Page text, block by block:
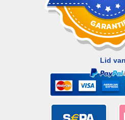
Lid